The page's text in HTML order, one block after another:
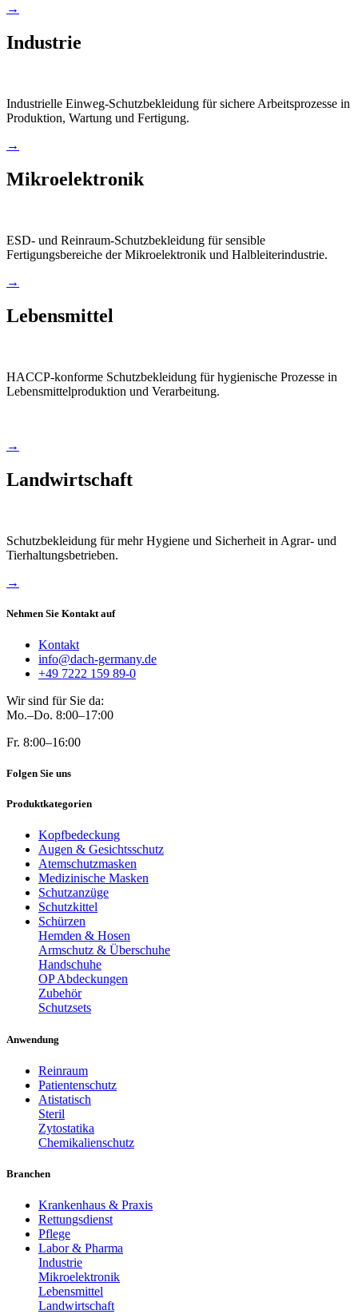
→
Industrie
Industrielle Einweg-Schutzbekleidung für sichere Arbeitsprozesse in
Produktion, Wartung und Fertigung.
→
Mikroelektronik
ESD- und Reinraum-Schutzbekleidung für sensible
Fertigungsbereiche der Mikroelektronik und Halbleiterindustrie.
→
Lebensmittel
HACCP-konforme Schutzbekleidung für hygienische Prozesse in
Lebensmittelproduktion und Verarbeitung.
→
Landwirtschaft
Schutzbekleidung für mehr Hygiene und Sicherheit in Agrar- und
Tierhaltungsbetrieben.
→
Nehmen Sie Kontakt auf
Kontakt
info@dach-germany.de
+49 7222 159 89-0
Wir sind für Sie da:
Mo.–Do. 8:00–17:00
Fr. 8:00–16:00
Folgen Sie uns
Produktkategorien
Kopfbedeckung
Augen & Gesichtsschutz
Atemschutzmasken
Medizinische Masken
Schutzanzüge
Schutzkittel
Schürzen
Hemden & Hosen
Armschutz & Überschuhe
Handschuhe
OP Abdeckungen
Zubehör
Schutzsets
Anwendung
Reinraum
Patientenschutz
Atistatisch
Steril
Zytostatika
Chemikalienschutz
Branchen
Krankenhaus & Praxis
Rettungsdienst
Pflege
Labor & Pharma
Industrie
Mikroelektronik
Lebensmittel
Landwirtschaft